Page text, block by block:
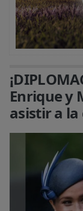
Enrique y
asistir a